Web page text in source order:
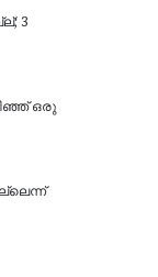
3
ഒരു